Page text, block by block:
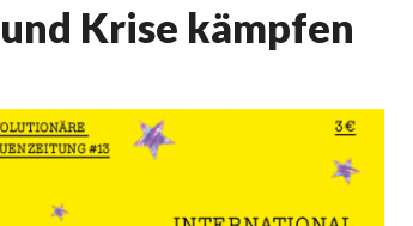
Krise kämpfen